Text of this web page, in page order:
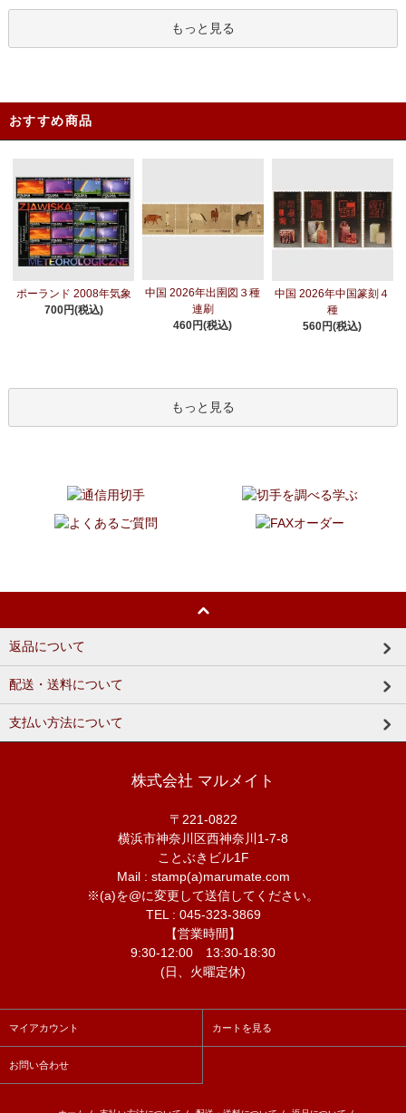
もっと見る
おすすめ商品
ポーランド 2008年気象
700円(税込)
中国 2026年出圉図３種
連刷
460円(税込)
中国 2026年中国篆刻４
種
560円(税込)
もっと見る
返品について
配送・送料について
支払い方法について
株式会社 マルメイト
〒221-0822
横浜市神奈川区西神奈川1-7-8
ことぶきビル1F
Mail : stamp(a)marumate.com
※(a)を@に変更して送信してください。
TEL : 045-323-3869
【営業時間】
9:30-12:00 13:30-18:30
(日、火曜定休)
マイアカウント カートを見る
お問い合わせ